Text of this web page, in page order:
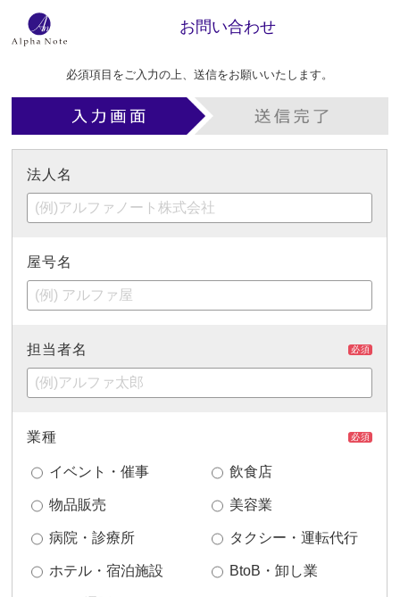
お問い合わせ
必須項目をご入力の上、送信をお願いいたします。
法人名
屋号名
担当者名 必須
業種 必須
イベント・催事 飲食店
物品販売 美容業
病院・診療所 タクシー・運転代行
ホテル・宿泊施設 BtoB・卸し業